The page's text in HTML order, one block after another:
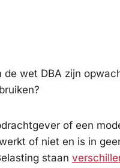
wet DBA zijn
of een
of niet en is in
staan